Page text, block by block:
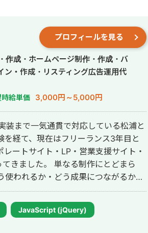
プロフィールを見る
作成・ホームページ制作・作成・バ
ン・作成・リスティング広告運用代
時給単価 3,000円～5,000円
装まで一気通貫で対応している松浦と
ートサイト・LP・営業支援サイト・
る制作にとどまら
われるか・どう成果につながるか」
せま
・情報設計の見直しによる操作性・
表示速度改善対応 など、実務に即し
JavaScript (jQuery)